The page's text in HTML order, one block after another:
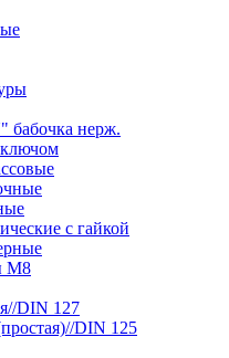
нерж.
с гайкой
М8
DIN 127
DIN 125